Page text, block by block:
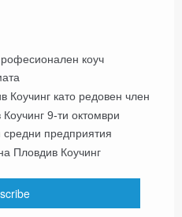
коуч
като редовен член
9-ти октомври
предприятия
Пловдив Коучинг